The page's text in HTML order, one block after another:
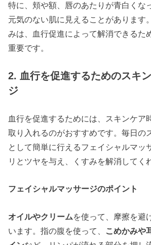
特に、頬や額、唇のあたりが青白くな
元気のない肌に見えることがあります
みは、血行促進によって解消できるた
重要です。
2. 血行を促進するためのスキ
ジ
血行を促進するためには、スキンケア
取り入れるのがおすすめです。毎日の
として簡単に行えるフェイシャルマッ
リとツヤを与え、くすみを解消してく
フェイシャルマッサージのポイント
オイルやクリームを使って、摩擦を避
います。指の腹を使って、 こめかみや